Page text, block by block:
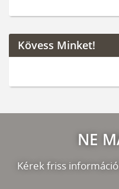
Kövess Minket!
NE
Kérek friss